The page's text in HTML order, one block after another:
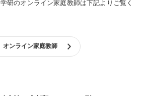
学研のオンライン家庭教師は下記よりご覧く
オンライン家庭教師